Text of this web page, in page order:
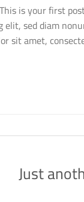
is your first
elit, sed diam
sit amet,
Just